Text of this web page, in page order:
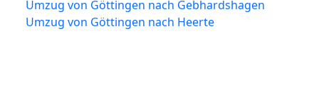
Umzug von Göttingen nach Gebhardshagen
Umzug von Göttingen nach Heerte